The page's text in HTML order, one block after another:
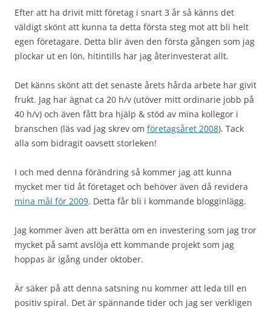
Efter att ha drivit mitt företag i snart 3 år så känns det
väldigt skönt att kunna ta detta första steg mot att bli helt
egen företagare. Detta blir även den första gången som jag
plockar ut en lön, hitintills har jag återinvesterat allt.
Det känns skönt att det senaste årets hårda arbete har givit
frukt. Jag har ägnat ca 20 h/v (utöver mitt ordinarie jobb på
40 h/v) och även fått bra hjälp & stöd av mina kollegor i
branschen (läs vad jag skrev om företagsåret 2008). Tack
alla som bidragit oavsett storleken!
I och med denna förändring så kommer jag att kunna
mycket mer tid åt företaget och behöver även då revidera
mina mål för 2009. Detta får bli i kommande blogginlägg.
Jag kommer även att berätta om en investering som jag tror
mycket på samt avslöja ett kommande projekt som jag
hoppas är igång under oktober.
Är säker på att denna satsning nu kommer att leda till en
positiv spiral. Det är spännande tider och jag ser verkligen